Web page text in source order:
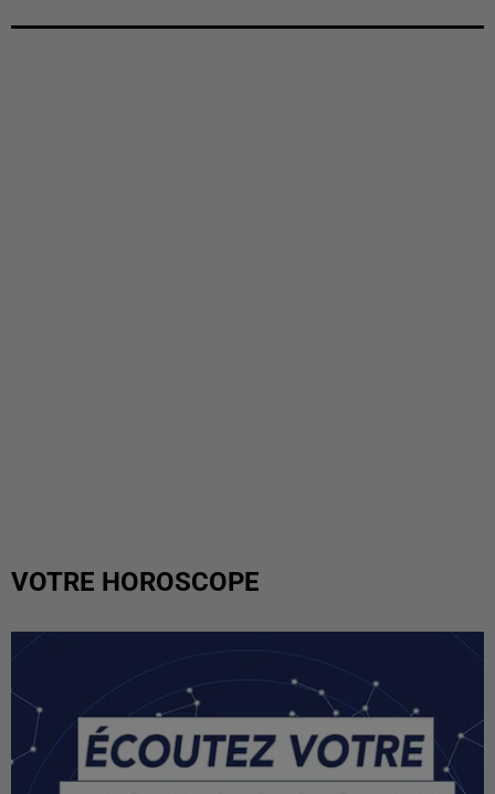
VOTRE HOROSCOPE